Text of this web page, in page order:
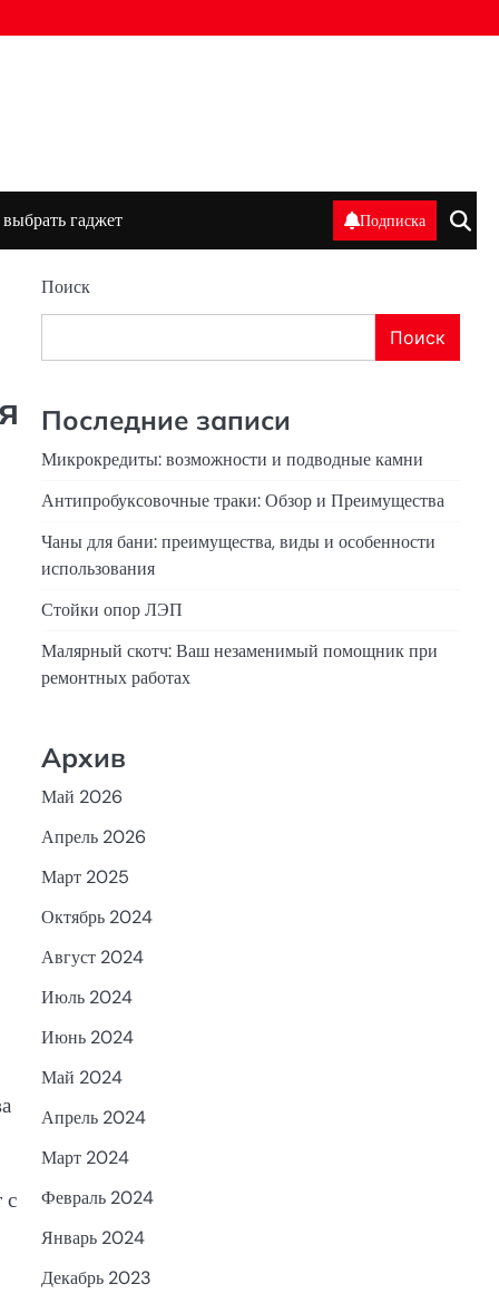
гаджет Подписка
с
Поиск
Поиск
Последние записи
Микрокредиты: возможности и подводные камни
Антипробуксовочные траки: Обзор и Преимущества
Чаны для бани: преимущества, виды и особенности
использования
Стойки опор ЛЭП
Малярный скотч: Ваш незаменимый помощник при
ремонтных работах
Архив
Май 2026
Апрель 2026
Март 2025
Октябрь 2024
Август 2024
Июль 2024
Июнь 2024
Май 2024
Апрель 2024
Март 2024
Февраль 2024
Январь 2024
Декабрь 2023